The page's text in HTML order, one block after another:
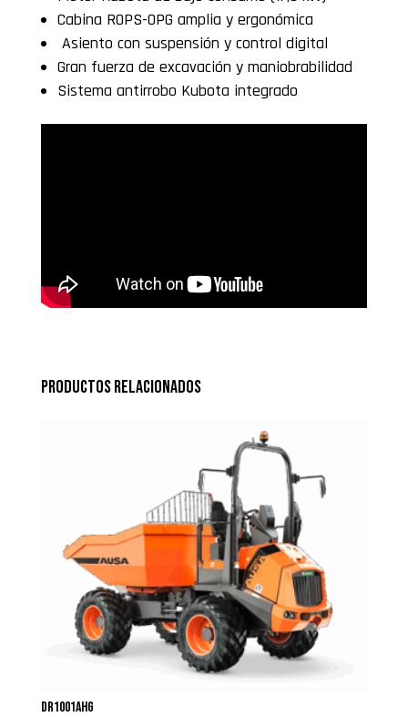
Cabina ROPS-OPG amplia y ergonómica
Asiento con suspensión y control digital
Gran fuerza de excavación y maniobrabilidad
Sistema antirrobo Kubota integrado
Productos relacionados
DR1001AHG